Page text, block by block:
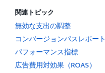
関連トピック
無効な支出の調整
コンバージョンパスレポート
パフォーマンス指標
広告費用対効果（ROAS）